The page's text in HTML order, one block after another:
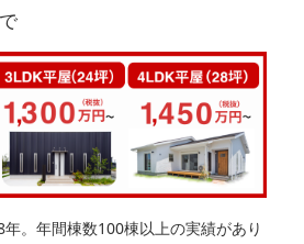
。年間棟数100棟以上の実績があり